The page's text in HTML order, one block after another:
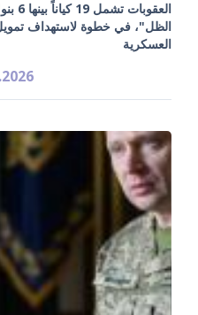
الظل"، في خطوة لاستهداف
العسكرية